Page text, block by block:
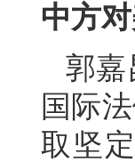
中方
郭嘉
国际
取坚